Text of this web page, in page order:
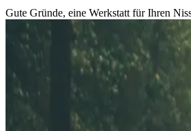
Gute Gründe, eine Werkstatt für Ihren